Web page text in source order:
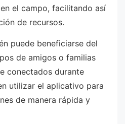
el campo, facilitando así
de recursos.
puede beneficiarse del
de amigos o familias
conectados durante
utilizar el aplicativo para
de manera rápida y